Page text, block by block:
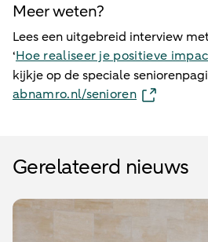
Meer weten?
Lees een uitgebreid interview
‘Hoe realiseer je positieve
kijkje op de speciale
abnamro.nl/senioren
Gerelateerd nieuws